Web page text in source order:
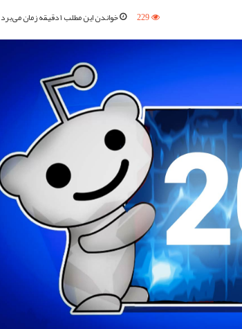
229 خواندن این مطلب ۱ دقیقه زمان می‌برد